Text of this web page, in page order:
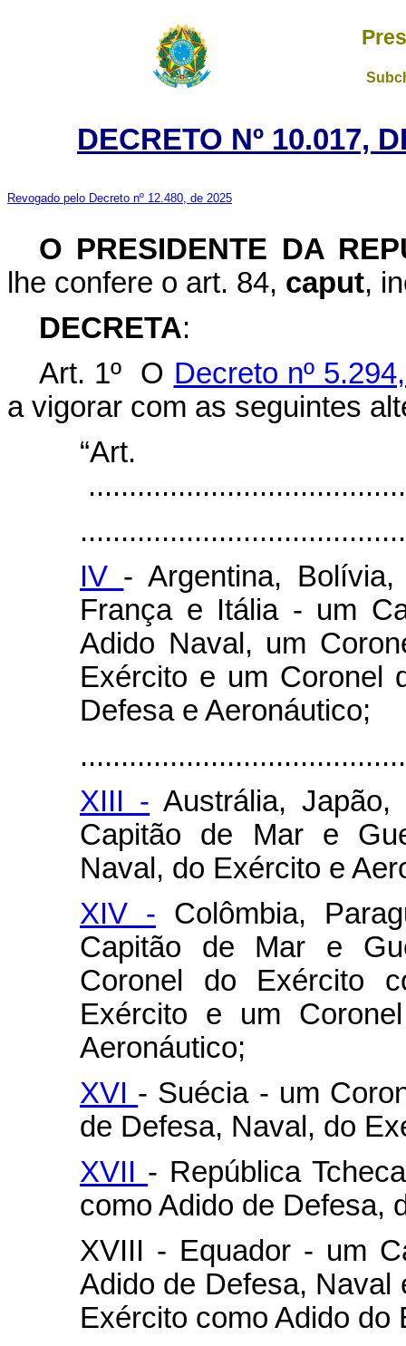
DECRETO Nº 10.017,
Revogado pelo Decreto nº 12.480, de 2025
O PRESIDENTE DA
lhe confere o art. 84, caput,
DECRETA:
Art. 1º O Decreto nº
a vigorar com as seguintes
IV - Argentina,
França e Itália - um
Adido Naval, um
Exército e um Coronel
Defesa e Aeronáutico;
XIII - Austrália,
Capitão de Mar e
Naval, do Exército e
XIV - Colômbia,
Capitão de Mar e
Coronel do Exército
Exército e um
Aeronáutico;
XVI - Suécia - um
de Defesa, Naval, do
XVII - República
como Adido de Defesa,
XVIII - Equador - um
Adido de Defesa, Naval
Exército como Adido do